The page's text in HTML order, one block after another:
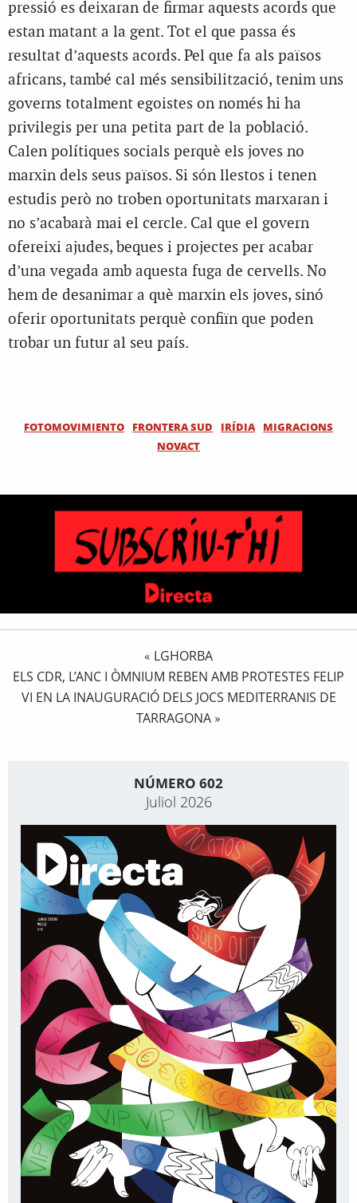
pressió es deixaran de firmar aquests acords que
estan matant a la gent. Tot el que passa és
resultat d’aquests acords. Pel que fa als països
africans, també cal més sensibilització, tenim uns
governs totalment egoistes on només hi ha
privilegis per una petita part de la població.
Calen polítiques socials perquè els joves no
marxin dels seus països. Si són llestos i tenen
estudis però no troben oportunitats marxaran i
no s’acabarà mai el cercle. Cal que el govern
ofereixi ajudes, beques i projectes per acabar
d’una vegada amb aquesta fuga de cervells. No
hem de desanimar a què marxin els joves, sinó
oferir oportunitats perquè confiïn que poden
trobar un futur al seu país.
FOTOMOVIMIENTO FRONTERA SUD IRÍDIA
MIGRACIONS
NOVACT
« LGHORBA
ELS CDR, L’ANC I ÒMNIUM REBEN AMB PROTESTES FELIP
VI EN LA INAUGURACIÓ DELS JOCS MEDITERRANIS DE
TARRAGONA »
NÚMERO 602
Juliol 2026